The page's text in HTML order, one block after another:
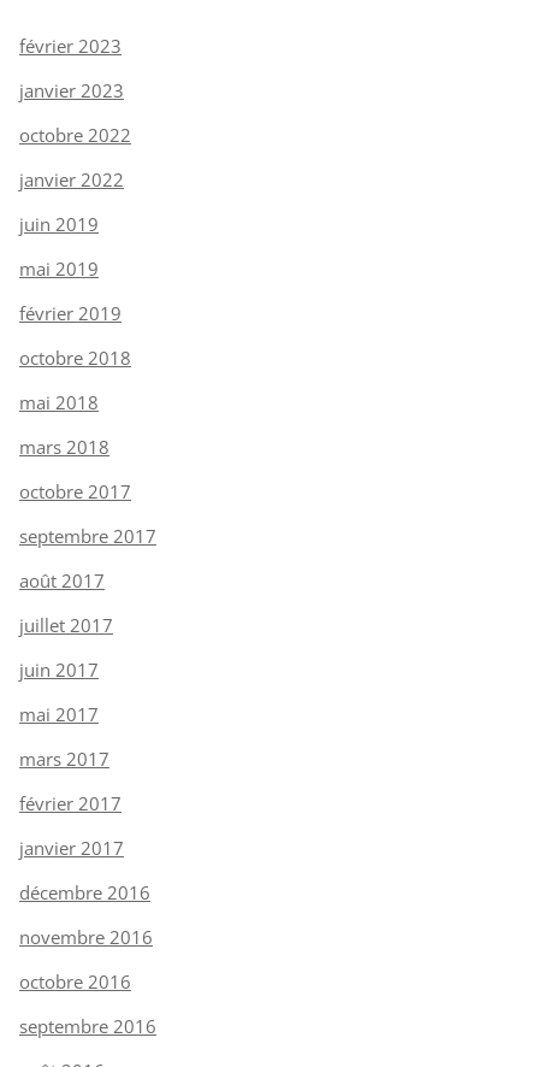
février 2023
janvier 2023
octobre 2022
janvier 2022
juin 2019
mai 2019
février 2019
octobre 2018
mai 2018
mars 2018
octobre 2017
septembre 2017
août 2017
juillet 2017
juin 2017
mai 2017
mars 2017
février 2017
janvier 2017
décembre 2016
novembre 2016
octobre 2016
septembre 2016